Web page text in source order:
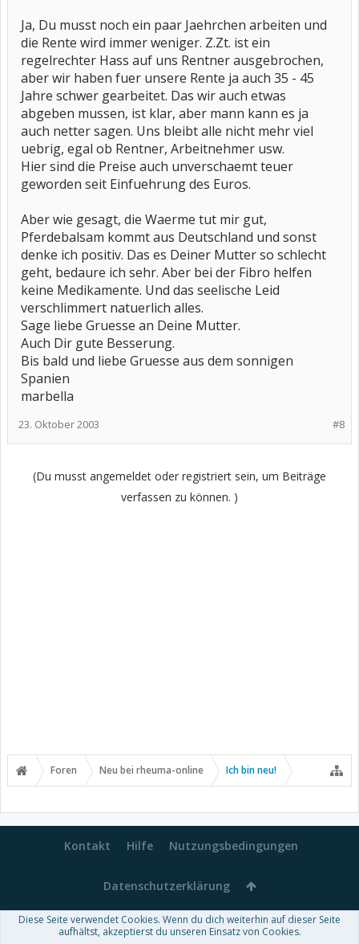
Ja, Du musst noch ein paar Jaehrchen arbeiten und
die Rente wird immer weniger. Z.Zt. ist ein
regelrechter Hass auf uns Rentner ausgebrochen,
aber wir haben fuer unsere Rente ja auch 35 - 45
Jahre schwer gearbeitet. Das wir auch etwas
abgeben mussen, ist klar, aber mann kann es ja
auch netter sagen. Uns bleibt alle nicht mehr viel
uebrig, egal ob Rentner, Arbeitnehmer usw.
Hier sind die Preise auch unverschaemt teuer
geworden seit Einfuehrung des Euros.
Aber wie gesagt, die Waerme tut mir gut,
Pferdebalsam kommt aus Deutschland und sonst
denke ich positiv. Das es Deiner Mutter so schlecht
geht, bedaure ich sehr. Aber bei der Fibro helfen
keine Medikamente. Und das seelische Leid
verschlimmert natuerlich alles.
Sage liebe Gruesse an Deine Mutter.
Auch Dir gute Besserung.
Bis bald und liebe Gruesse aus dem sonnigen
Spanien
marbella
#8
23. Oktober 2003
(Du musst angemeldet oder registriert sein, um Beiträge
verfassen zu können. )
Foren Neu bei rheuma-online Ich bin neu!
Kontakt Hilfe Nutzungsbedingungen
Datenschutzerklärung
Forum software by XenForo™-Deutsch von xenDach
Diese Seite verwendet Cookies. Wenn du dich weiterhin auf dieser Seite
aufhältst, akzeptierst du unseren Einsatz von Cookies.